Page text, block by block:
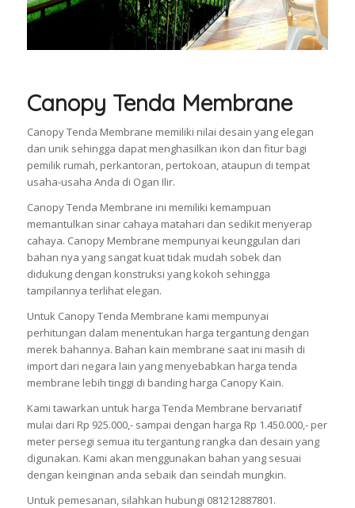
Canopy Tenda Membrane
Canopy Tenda Membrane memiliki nilai desain yang elegan
dan unik sehingga dapat menghasilkan ikon dan fitur bagi
pemilik rumah, perkantoran, pertokoan, ataupun di tempat
usaha-usaha Anda di Ogan Ilir.
Canopy Tenda Membrane ini memiliki kemampuan
memantulkan sinar cahaya matahari dan sedikit menyerap
cahaya. Canopy Membrane mempunyai keunggulan dari
bahan nya yang sangat kuat tidak mudah sobek dan
didukung dengan konstruksi yang kokoh sehingga
tampilannya terlihat elegan.
Untuk Canopy Tenda Membrane kami mempunyai
perhitungan dalam menentukan harga tergantung dengan
merek bahannya. Bahan kain membrane saat ini masih di
import dari negara lain yang menyebabkan harga tenda
membrane lebih tinggi di banding harga Canopy Kain.
Kami tawarkan untuk harga Tenda Membrane bervariatif
mulai dari Rp 925.000,- sampai dengan harga Rp 1.450.000,- per
meter persegi semua itu tergantung rangka dan desain yang
digunakan. Kami akan menggunakan bahan yang sesuai
dengan keinginan anda sebaik dan seindah mungkin.
Untuk pemesanan, silahkan hubungi 081212887801.